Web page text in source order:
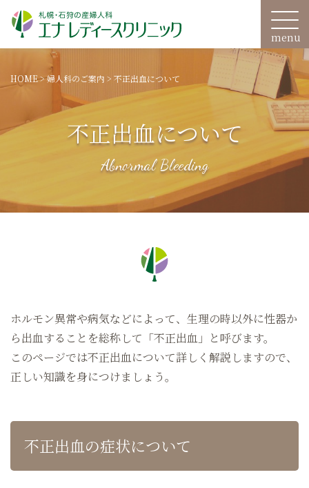
HOME>婦人科のご案内 > 不正出血について
不正出血について
ホルモン異常や病気などによって、生理の時以外に性器か
ら出血することを総称して「不正出血」と呼びます。
このページでは不正出血について詳しく解説しますので、
正しい知識を身につけましょう。
不正出血の症状について